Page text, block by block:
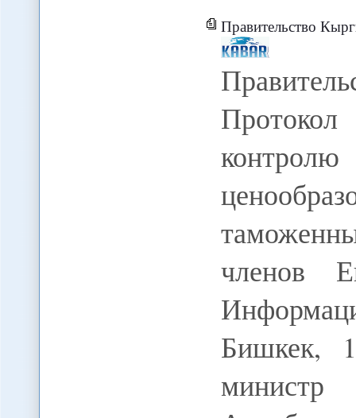
Правительство Кыргызстана утвердило Протокол
членов
Бишкек,